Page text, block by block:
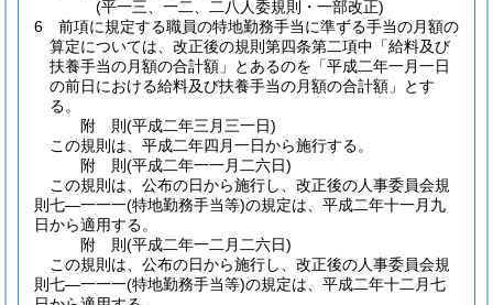
(平一三、一二、二八人委規則・一部改正)
6
前項に規定する職員の特地勤務手当に準ずる手当の月額の
算定については、改正後の規則第四条第二項中「給料及び
扶養手当の月額の合計額」とあるのを「平成二年一月一日
の前日における給料及び扶養手当の月額の合計額」とす
る。
附 則(平成二年三月三一日)
この規則は、平成二年四月一日から施行する。
附 則(平成二年一一月二六日)
この規則は、公布の日から施行し、改正後の人事委員会規
則七―一一一(特地勤務手当等)の規定は、平成二年十一月九
日から適用する。
附 則(平成二年一二月二六日)
この規則は、公布の日から施行し、改正後の人事委員会規
則七―一一一(特地勤務手当等)の規定は、平成二年十二月七